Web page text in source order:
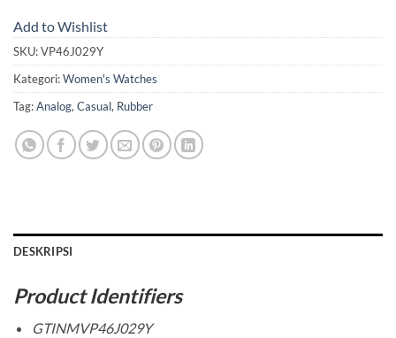
Add to Wishlist
SKU:VP46J029Y
Kategori:Women's Watches
Tag:Analog, Casual, Rubber
DESKRIPSI
Product Identifiers
GTINMVP46J029Y